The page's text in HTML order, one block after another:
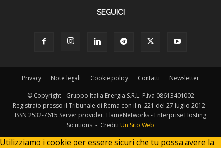
SEGUICI
Privacy Note legali Cookie policy Contatti Newsletter
© Copyright - Gruppo Italia Energia S.R.L. P.iva 08613401002
Registrato presso il Tribunale di Roma con il n. 221 del 27 luglio 2012 -
ISSN 2532-7615 Server provider: FlameNetworks - Enterprise Hosting
Solutions - Crediti Un Sito Web
Utilizziamo i cookie per essere sicuri che tu possa avere la